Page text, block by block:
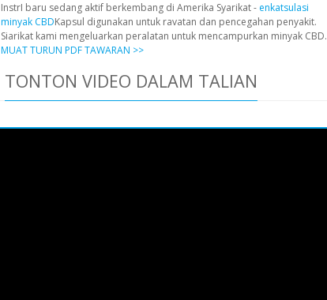
InstrI baru sedang aktif berkembang di Amerika Syarikat - enkatsulasi
minyak CBDKapsul digunakan untuk ravatan dan pencegahan penyakit.
Siarikat kami mengeluarkan peralatan untuk mencampurkan minyak CBD.
MUAT TURUN PDF TAWARAN >>
TONTON VIDEO DALAM TALIAN